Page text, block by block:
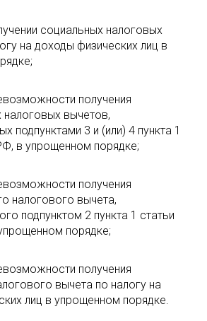
социальных налоговых
на доходы физических лиц в
получения
вычетов,
подпунктами 3 и (или) 4 пункта 1
в упрощенном порядке;
получения
налогового вычета,
подпунктом 2 пункта 1 статьи
порядке;
получения
вычета по налогу на
лиц в упрощенном порядке.